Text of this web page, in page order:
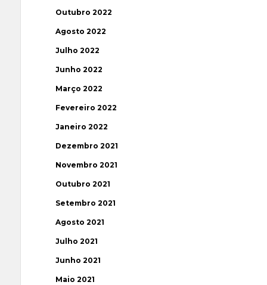
Outubro 2022
Agosto 2022
Julho 2022
Junho 2022
Março 2022
Fevereiro 2022
Janeiro 2022
Dezembro 2021
Novembro 2021
Outubro 2021
Setembro 2021
Agosto 2021
Julho 2021
Junho 2021
Maio 2021